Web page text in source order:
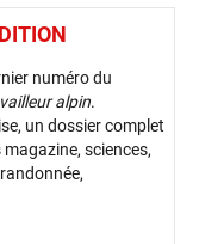
numéro du
alpin.
un dossier complet
sciences,